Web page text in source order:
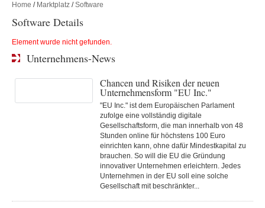
Home / Marktplatz /Software
Software Details
Element wurde nicht gefunden.
Unternehmens-News
Chancen und Risiken der neuen
Unternehmensform "EU Inc."
"EU Inc." ist dem Europäischen Parlament
zufolge eine vollständig digitale
Gesellschaftsform, die man innerhalb von 48
Stunden online für höchstens 100 Euro
einrichten kann, ohne dafür Mindestkapital zu
brauchen. So will die EU die Gründung
innovativer Unternehmen erleichtern. Jedes
Unternehmen in der EU soll eine solche
Gesellschaft mit beschränkter...